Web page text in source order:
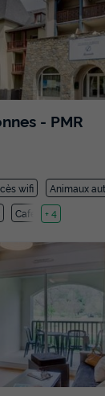
- PMR
wifi
Animaux
Cafetière
+ 4